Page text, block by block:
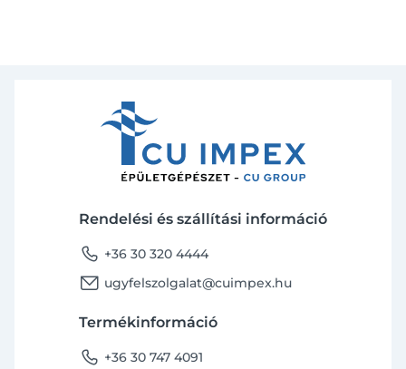
Rendelési és szállítási információ
phone +36 30 320 4444
email ugyfelszolgalat@cuimpex.hu
Termékinformáció
phone +36 30 747 4091